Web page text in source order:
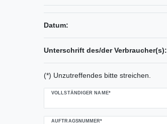
Datum:
Unterschrift des/der Verbraucher(s):
(*) Unzutreffendes bitte streichen.
VOLLSTÄNDIGER NAME*
AUFTRAGSNUMMER*
Ceres::Template.mailFormHoneypotLabel